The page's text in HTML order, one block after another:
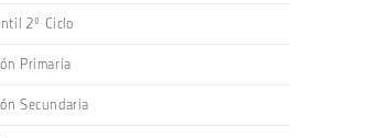
2º Ciclo
Primaria
Secundaria